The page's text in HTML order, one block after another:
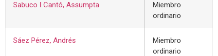
Sabuco I Cantó, Assumpta
Miembro
ordinario
Sáez Pérez, Andrés
Miembro
ordinario